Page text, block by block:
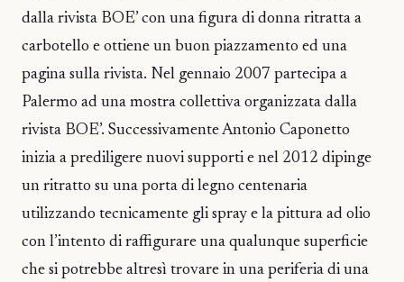
dalla rivista BOE’ con una figura di donna ritratta a
carbotello e ottiene un buon piazzamento ed una
pagina sulla rivista. Nel gennaio 2007 partecipa a
Palermo ad una mostra collettiva organizzata dalla
rivista BOE’. Successivamente Antonio Caponetto
inizia a prediligere nuovi supporti e nel 2012 dipinge
un ritratto su una porta di legno centenaria
utilizzando tecnicamente gli spray e la pittura ad olio
con l’intento di raffigurare una qualunque superficie
che si potrebbe altresì trovare in una periferia di una